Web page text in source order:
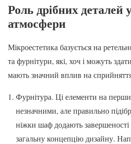
Роль дрібних деталей
атмосфери
Мікроестетика базується на
та фурнітури, які, хоч і можуть
мають значний вплив на сприйняття
Фурнітура. Ці елементи на
незначними, але правильно
ніжки шаф додають
загальну концепцію дизайну.